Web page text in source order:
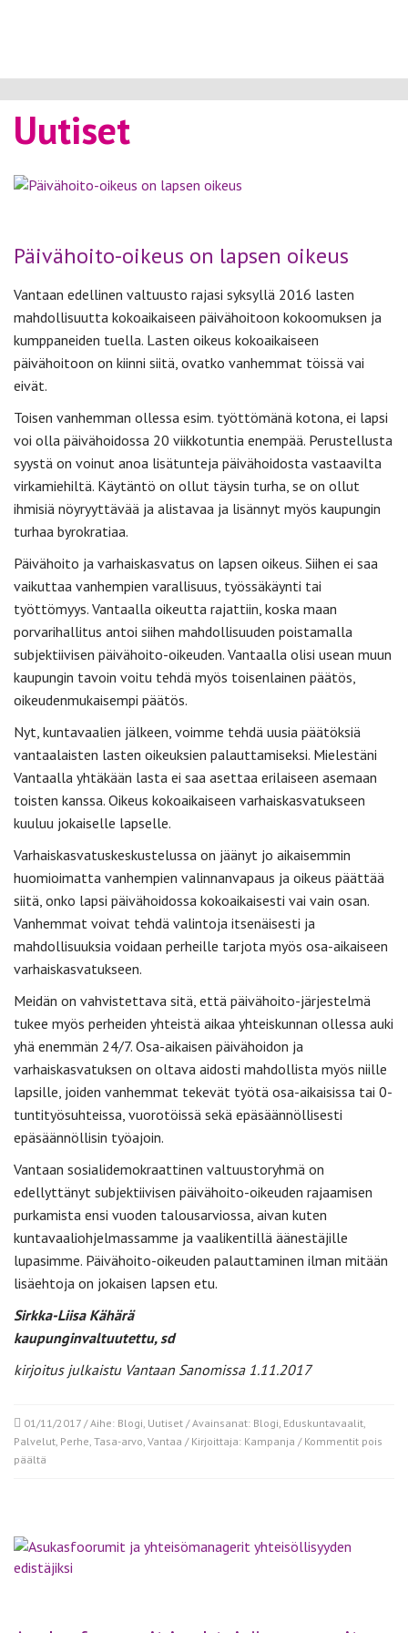
Uutiset
Päivähoito-oikeus on lapsen oikeus
Vantaan edellinen valtuusto rajasi syksyllä 2016 lasten
mahdollisuutta kokoaikaiseen päivähoitoon kokoomuksen ja
kumppaneiden tuella. Lasten oikeus kokoaikaiseen
päivähoitoon on kiinni siitä, ovatko vanhemmat töissä vai
eivät.
Toisen vanhemman ollessa esim. työttömänä kotona, ei lapsi
voi olla päivähoidossa 20 viikkotuntia enempää. Perustellusta
syystä on voinut anoa lisätunteja päivähoidosta vastaavilta
virkamiehiltä. Käytäntö on ollut täysin turha, se on ollut
ihmisiä nöyryyttävää ja alistavaa ja lisännyt myös kaupungin
turhaa byrokratiaa.
Päivähoito ja varhaiskasvatus on lapsen oikeus. Siihen ei saa
vaikuttaa vanhempien varallisuus, työssäkäynti tai
työttömyys. Vantaalla oikeutta rajattiin, koska maan
porvarihallitus antoi siihen mahdollisuuden poistamalla
subjektiivisen päivähoito-oikeuden. Vantaalla olisi usean muun
kaupungin tavoin voitu tehdä myös toisenlainen päätös,
oikeudenmukaisempi päätös.
Nyt, kuntavaalien jälkeen, voimme tehdä uusia päätöksiä
vantaalaisten lasten oikeuksien palauttamiseksi. Mielestäni
Vantaalla yhtäkään lasta ei saa asettaa erilaiseen asemaan
toisten kanssa. Oikeus kokoaikaiseen varhaiskasvatukseen
kuuluu jokaiselle lapselle.
Varhaiskasvatuskeskustelussa on jäänyt jo aikaisemmin
huomioimatta vanhempien valinnanvapaus ja oikeus päättää
siitä, onko lapsi päivähoidossa kokoaikaisesti vai vain osan.
Vanhemmat voivat tehdä valintoja itsenäisesti ja
mahdollisuuksia voidaan perheille tarjota myös osa-aikaiseen
varhaiskasvatukseen.
Meidän on vahvistettava sitä, että päivähoito-järjestelmä
tukee myös perheiden yhteistä aikaa yhteiskunnan ollessa auki
yhä enemmän 24/7. Osa-aikaisen päivähoidon ja
varhaiskasvatuksen on oltava aidosti mahdollista myös niille
lapsille, joiden vanhemmat tekevät työtä osa-aikaisissa tai 0-
tuntityösuhteissa, vuorotöissä sekä epäsäännöllisesti
epäsäännöllisin työajoin.
Vantaan sosialidemokraattinen valtuustoryhmä on
edellyttänyt subjektiivisen päivähoito-oikeuden rajaamisen
purkamista ensi vuoden talousarviossa, aivan kuten
kuntavaaliohjelmassamme ja vaalikentillä äänestäjille
lupasimme. Päivähoito-oikeuden palauttaminen ilman mitään
lisäehtoja on jokaisen lapsen etu.
Sirkka-Liisa Kähärä
kaupunginvaltuutettu, sd
kirjoitus julkaistu Vantaan Sanomissa 1.11.2017
01/11/2017 / Aihe: Blogi Uutiset / Avainsanat: Blogi Eduskuntavaalit
Palvelut Perhe Tasa-arvo Vantaa / Kirjoittaja: Kampanja / Kommentit pois
päältä
oikeus